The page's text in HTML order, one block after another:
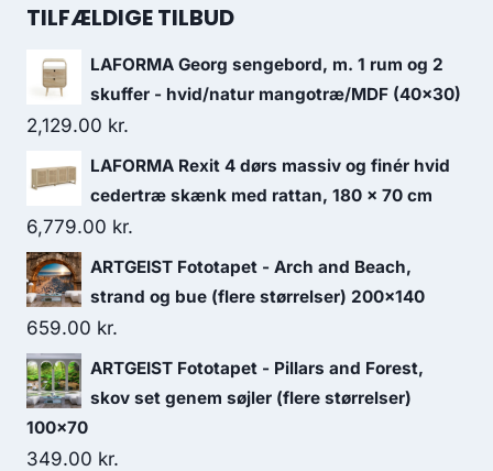
TILFÆLDIGE TILBUD
LAFORMA Georg sengebord, m. 1 rum og 2
skuffer - hvid/natur mangotræ/MDF (40x30)
2,129.00 kr.
LAFORMA Rexit 4 dørs massiv og finér hvid
cedertræ skænk med rattan, 180 x 70 cm
6,779.00 kr.
ARTGEIST Fototapet - Arch and Beach,
strand og bue (flere størrelser) 200x140
659.00 kr.
ARTGEIST Fototapet - Pillars and Forest,
skov set genem søjler (flere størrelser)
100x70
349.00 kr.